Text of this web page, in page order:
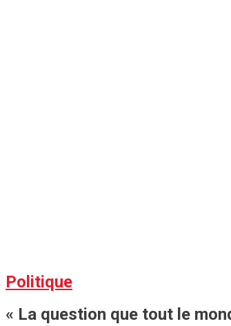
Politique
« La question que tout le